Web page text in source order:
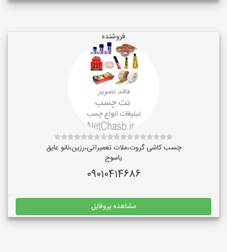
فروشنده
چسب کاشی گروت،ملات تعمیراتی،رزین،نانو عایق
یاسوج
09010414686
مشاهده پروفایل